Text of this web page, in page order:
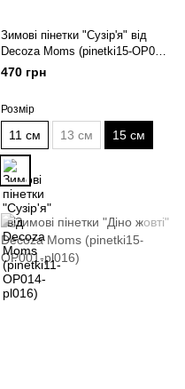
Зимові пінетки "Сузір'я" від
Decoza Moms (pinetki15-OP014-
pl016)
470 грн
Розмір
11 см 13 см 15 см